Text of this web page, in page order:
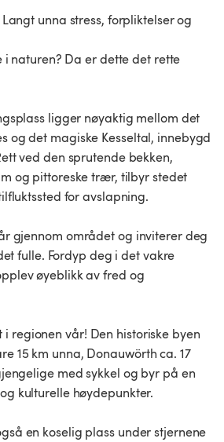
unna stress, forpliktelser og
i naturen? Da er dette det rette
ligger nøyaktig mellom det
og det magiske Kesseltal, innebygd
ved den sprutende bekken,
og pittoreske trær, tilbyr stedet
for avslapning.
gjennom området og inviterer deg
fulle. Fordyp deg i det vakre
øyeblikk av fred og
regionen vår! Den historiske byen
15 km unna, Donauwörth ca. 17
med sykkel og byr på en
kulturelle høydepunkter.
en koselig plass under stjernene